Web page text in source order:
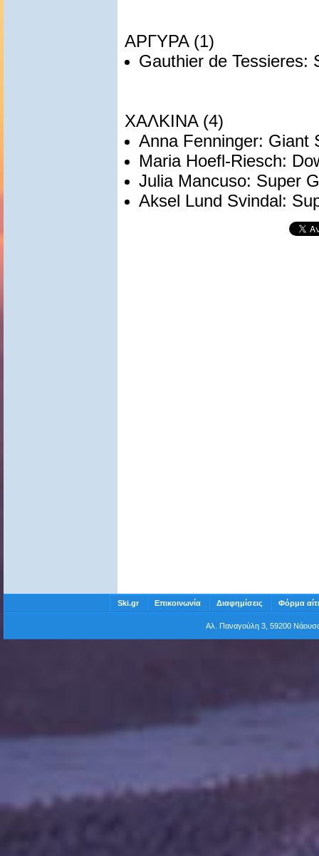
ΑΡΓΥΡΑ (1)
Gauthier de Tessieres:
ΧΑΛΚΙΝΑ (4)
Anna Fenninger: Giant
Maria Hoefl-Riesch:
Julia Mancuso: Super G
Aksel Lund Svindal:
Ski.gr Επικοινωνία Διαφημίσεις Φόρμα
Αλ. Παναγούλη 3, 59200